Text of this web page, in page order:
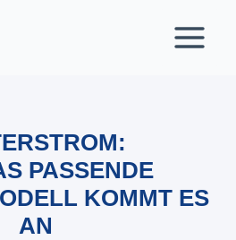
PASSENDE
KOMMT ES
AN